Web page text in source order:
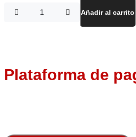
Pernil
Añadir al carrito
Plataforma de